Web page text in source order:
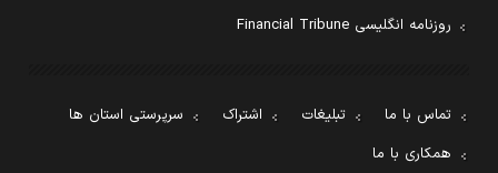
روزنامه انگلیسی Financial Tribune
تماس با ما تبلیغات اشتراک
سرپرستی استان ها
همکاری با ما